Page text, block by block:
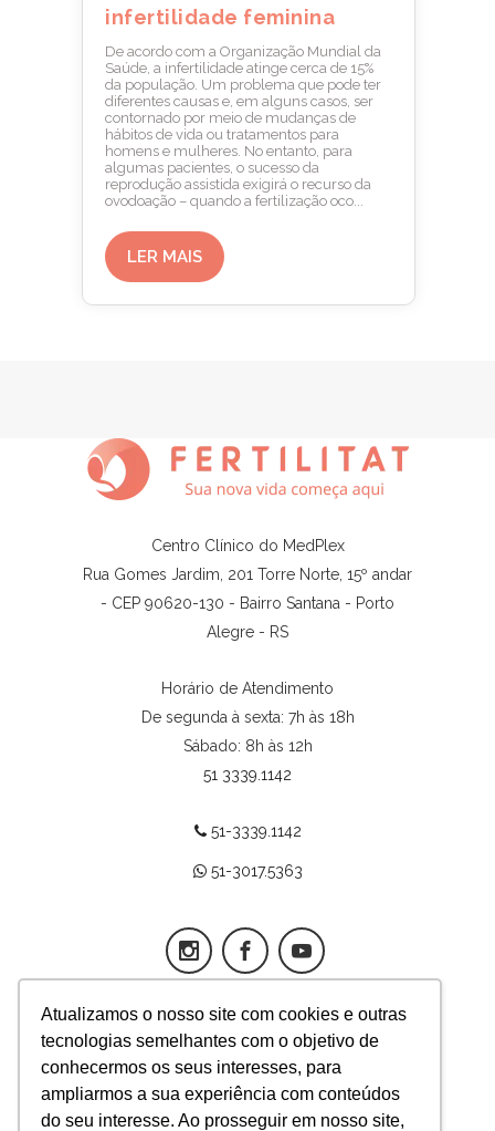
Atualizamos o nosso site com cookies e outras
tecnologias semelhantes com o objetivo de
conhecermos os seus interesses, para
ampliarmos a sua experiência com conteúdos
do seu interesse. Ao prosseguir em nosso site,
infertilidade feminina
De acordo com a Organização Mundial da
Saúde, a infertilidade atinge cerca de 15%
da população. Um problema que pode ter
diferentes causas e, em alguns casos, ser
contornado por meio de mudanças de
hábitos de vida ou tratamentos para
homens e mulheres. No entanto, para
algumas pacientes, o sucesso da
reprodução assistida exigirá o recurso da
ovodoação – quando a fertilização oco...
LER MAIS
Centro Clínico do MedPlex
Rua Gomes Jardim, 201 Torre Norte, 15º andar
- CEP 90620-130 - Bairro Santana - Porto
Alegre - RS
Horário de Atendimento
De segunda à sexta: 7h às 18h
Sábado: 8h às 12h
51 3339.1142
51-3339.1142
51-3017.5363
App Fertilitat
Responsável técnica médica